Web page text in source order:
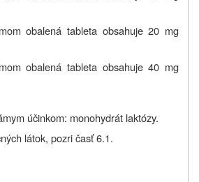
obalená tableta obsahuje 20 mg
obalená tableta obsahuje 40 mg
účinkom: monohydrát laktózy.
látok, pozri časť 6.1.